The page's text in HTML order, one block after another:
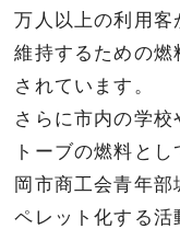
万人以上の利用客
維持するための燃
されています。
さらに市内の学
トーブの燃料と
岡市商工会青年部
ペレット化する活